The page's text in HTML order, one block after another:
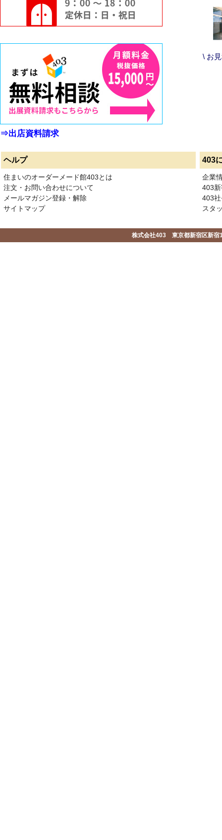
\ お
⇒出店資料請求
ヘルプ 403
住まいのオーダーメード館403とは
注文・お問い合わせについて
メールマガジン登録・解除
サイトマップ
企業
403
403
スタ
株式会社403 東京都新宿区新